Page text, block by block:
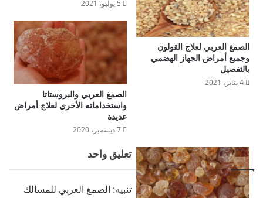
الصمغ العربي لعلاج القولون
وجميع أمراض الجهاز الهضمي
بالتفصيل
4 يناير، 2021
5 يوليو، 2021
الصمغ العربي والبروستاتا
واستخداماته الأخري لعلاج أمراض
عديدة
7 ديسمبر، 2020
تعليق واحد
تنبيه: الصمغ العربي للمسالك